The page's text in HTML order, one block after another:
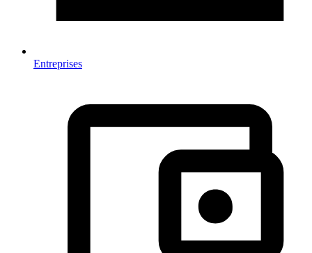
Entreprises